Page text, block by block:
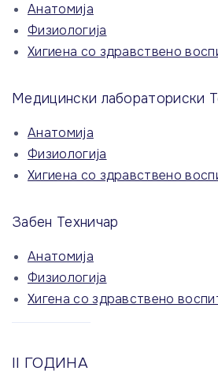
Анатомија
Физиологија
Хигиена со здравствено
Медицински лабораториски
Анатомија
Физиологија
Хигиена со здравствено
Забен Техничар
Анатомија
Физиологија
Хигена со здравствено
II ГОДИНА